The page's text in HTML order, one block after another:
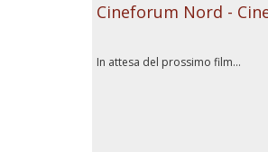
Cineforum Nord -
In attesa del prossimo film...